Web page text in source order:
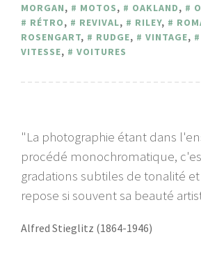
MORGAN, MOTOS, OAKLAND,
RÉTRO, REVIVAL, RILEY,
ROSENGART, RUDGE, VINTAGE,
VITESSE, VOITURES
"La photographie étant dans
procédé monochromatique,
gradations subtiles de tonalité
repose si souvent sa beauté
Alfred Stieglitz (1864-1946)